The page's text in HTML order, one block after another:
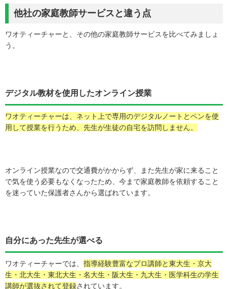
他社の家庭教師サービスと違う点
ワオティーチャーと、その他の家庭教師サービスを比べてみましょ
う。
デジタル教材を使用したオンライン授業
ワオティーチャーは、ネット上で専用のデジタルノートとペンを使
用して授業を行うため、先生が生徒の自宅を訪問しません。
オンライン授業なので交通費がかからず、また先生が家に来ること
で気を使う必要もなくなったため、今まで家庭教師を依頼すること
を迷っていた保護者さんから選ばれています。
自分にあった先生が選べる
ワオティーチャーでは、 指導経験豊富なプロ講師と東大生・京大
生・北大生・東北大生・名大生・阪大生・九大生・医学科生の学生
講師が選抜されて登録されています。